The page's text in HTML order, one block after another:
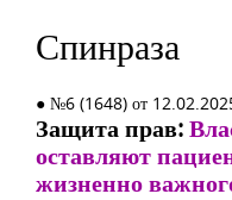
Спинраза
● №6 (1648) от
Защита прав:
оставляют
жизненно